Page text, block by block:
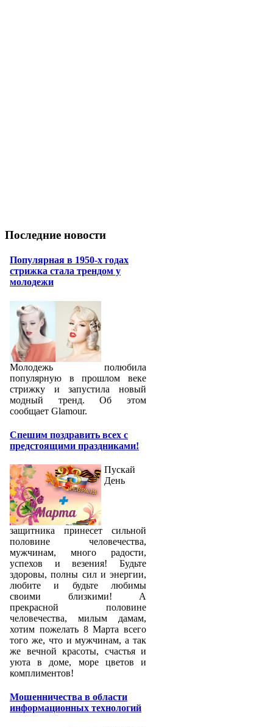
Последние новости
Популярная в 1950-х годах
стрижка стала трендом у
молодежи
Молодежь полюбила
популярную в прошлом веке
стрижку и запустила новый
модный тренд. Об этом
сообщает Glamour.
Спешим поздравить всех с
предстоящими праздниками!
Пускай
День
защитника принесет сильной
половине человечества,
мужчинам, много радости,
успехов и везения! Будьте
здоровы, полны сил и энергии,
любите и будьте любимы
своими близкими! А
прекрасной половине
человечества, милым дамам,
хотим пожелать 8 Марта всего
того же, что и мужчинам, а так
же вечной красоты, счастья и
уюта в доме, море цветов и
комплиментов!
Мошенничества в области
информационных технологий